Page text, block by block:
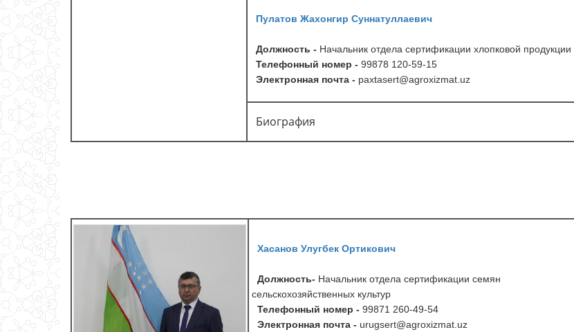
Пулатов Жахонгир Суннатуллаевич
Должность - Начальник отдела сертификации хлопковой продукции
Телефонный номер - 99878 120-59-15
Электронная почта - paxtasert@agroxizmat uz
Биография
Хасанов Улугбек Ортикович
Должность- Начальник отдела сертификации семян
сельскохозяйственных культур
Телефонный номер - 99871 260-49-54
Электронная почта - urugsert@agroxizmat uz